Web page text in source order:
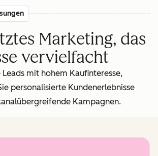
Marketing, das
vervielfacht
mit hohem Kaufinteresse,
personalisierte Kundenerlebnisse
Kampagnen.